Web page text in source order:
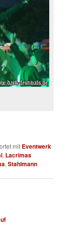
mit Eventwerk
, Lacrimas
,Stahlmann